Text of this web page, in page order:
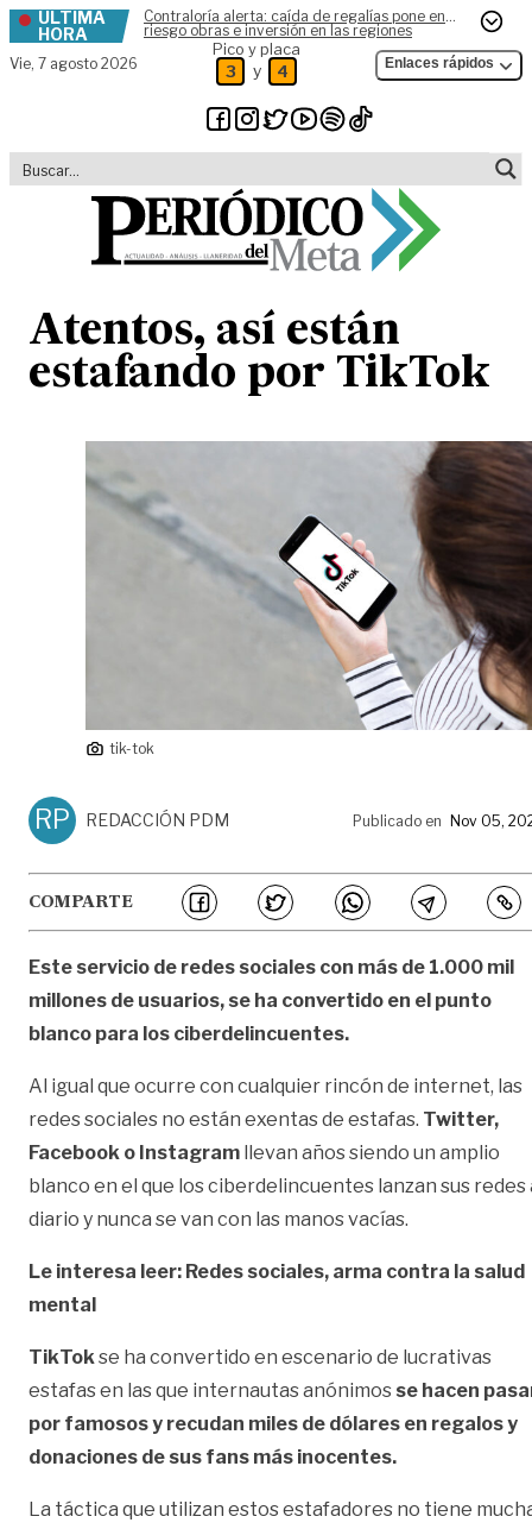
Skip to content
ÚLTIMA
HORA
Contraloría alerta: caída de regalías pone en
riesgo obras e inversión en las regiones
Vie, 7 agosto 2026
Pico y placa
3 y 4 Enlaces rápidos
Atentos, así están
estafando por TikTok
tik-tok
RP REDACCIÓN PDM Publicado en Nov 05,
COMPARTE
Este servicio de redes sociales con más de 1.000 mil
millones de usuarios, se ha convertido en el punto
blanco para los ciberdelincuentes.
Al igual que ocurre con cualquier rincón de internet, las
redes sociales no están exentas de estafas. Twitter,
Facebook o Instagram llevan años siendo un amplio
blanco en el que los ciberdelincuentes lanzan sus redes
diario y nunca se van con las manos vacías.
Le interesa leer: Redes sociales, arma contra la salud
mental
TikTokse ha convertido en escenario de lucrativas
estafas en las que internautas anónimos se hacen
por famosos y recudan miles de dólares en regalos y
donaciones de sus fans más inocentes.
La táctica que utilizan estos estafadores no tiene